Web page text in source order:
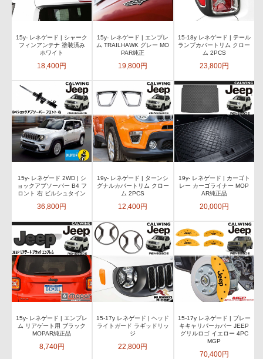
15y- レネゲード | シャーク
フィンアンテナ 塗装済み
ホワイト
18,400円
15y- レネゲード | エンブレ
ム TRAILHAWK グレー MO
PAR純正
19,800円
15-18y レネゲード | テール
ランプカバートリム クロー
ム 2PCS
23,800円
15y- レネゲード 2WD | シ
ョックアブソーバー B4 フ
ロント 右 ビルシュタイン
36,800円
19y- レネゲード | ターンシ
グナルカバートリム クロー
ム 2PCS
12,400円
19y- レネゲード | カーゴト
レー カーゴライナー MOP
AR純正品
20,000円
15y- レネゲード | エンブレ
ム リアゲート用 ブラック
MOPAR純正品
8,740円
15-17y レネゲード | ヘッド
ライトガード ラギッドリッ
ジ
22,800円
15-17y レネゲード | ブレー
キキャリパーカバー JEEP
グリルロゴ イエロー 4PC
MGP
70,400円